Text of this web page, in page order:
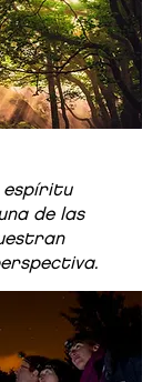
espíritu
de las